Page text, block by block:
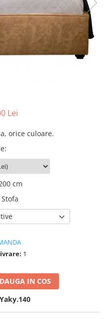
Lei
orice culoare.
:
cm
Stofa
1
IN COS